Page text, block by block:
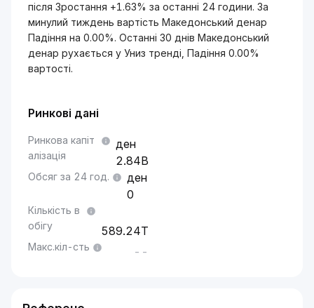
після Зростання +1.63% за останні 24 години. За
минулий тиждень вартість Македонський денар
Падіння на 0.00%. Останні 30 днів Македонський
денар рухається у Униз тренді, Падіння 0.00%
вартості.
Ринкові дані
Ринкова капіт
алізація
2.84B
Обсяг за 24 год.
0
Кількість в
обігу
589.24T
Макс.кіл-сть --